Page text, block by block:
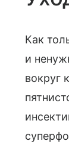
Как
и
вокруг